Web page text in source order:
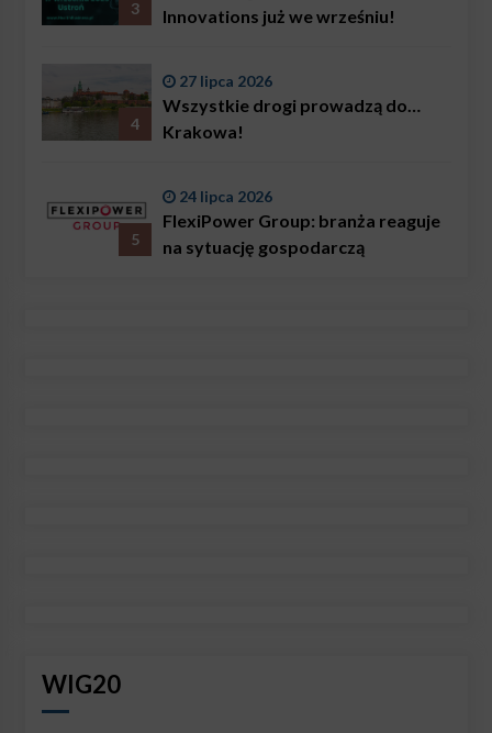
3
Innovations już we wrześniu!
4
27 lipca 2026
Wszystkie drogi prowadzą do…
Krakowa!
5
24 lipca 2026
FlexiPower Group: branża reaguje
na sytuację gospodarczą
WIG20